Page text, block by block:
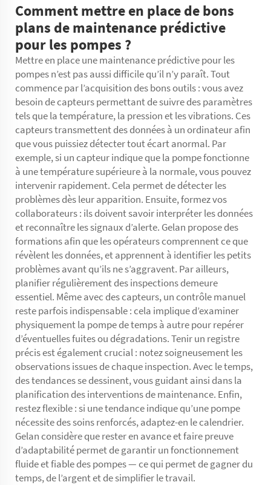
Comment mettre en place de bons
plans de maintenance prédictive
pour les pompes ?
Mettre en place une maintenance prédictive pour les
pompes n’est pas aussi difficile qu’il n’y paraît. Tout
commence par l’acquisition des bons outils : vous avez
besoin de capteurs permettant de suivre des paramètres
tels que la température, la pression et les vibrations. Ces
capteurs transmettent des données à un ordinateur afin
que vous puissiez détecter tout écart anormal. Par
exemple, si un capteur indique que la pompe fonctionne
à une température supérieure à la normale, vous pouvez
intervenir rapidement. Cela permet de détecter les
problèmes dès leur apparition. Ensuite, formez vos
collaborateurs : ils doivent savoir interpréter les données
et reconnaître les signaux d’alerte. Gelan propose des
formations afin que les opérateurs comprennent ce que
révèlent les données, et apprennent à identifier les petits
problèmes avant qu’ils ne s’aggravent. Par ailleurs,
planifier régulièrement des inspections demeure
essentiel. Même avec des capteurs, un contrôle manuel
reste parfois indispensable : cela implique d’examiner
physiquement la pompe de temps à autre pour repérer
d’éventuelles fuites ou dégradations. Tenir un registre
précis est également crucial : notez soigneusement les
observations issues de chaque inspection. Avec le temps,
des tendances se dessinent, vous guidant ainsi dans la
planification des interventions de maintenance. Enfin,
restez flexible : si une tendance indique qu’une pompe
nécessite des soins renforcés, adaptez-en le calendrier.
Gelan considère que rester en avance et faire preuve
d’adaptabilité permet de garantir un fonctionnement
fluide et fiable des pompes — ce qui permet de gagner du
temps, de l’argent et de simplifier le travail.